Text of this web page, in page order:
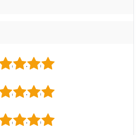
5
4
3
5
4
3
5
4
3